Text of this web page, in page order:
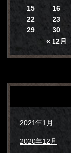
« 12月
15
16
22
23
29
30
2021年1月
2020年12月